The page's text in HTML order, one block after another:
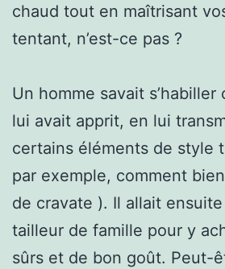
chaud tout en maîtrisant
tentant, n’est-ce pas ?
Un homme savait s’habiller
lui avait apprit, en lui
certains éléments de style
par exemple, comment
de cravate ). Il allait
tailleur de famille pour y
sûrs et de bon goût. Peut-